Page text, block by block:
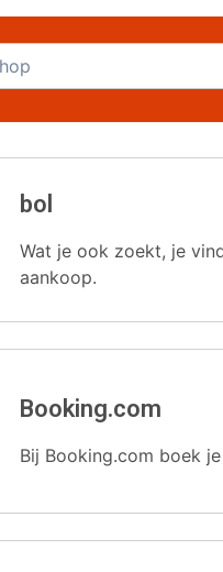
bol
Wat je ook zoekt, je
aankoop.
Booking.com
Bij Booking.com boek